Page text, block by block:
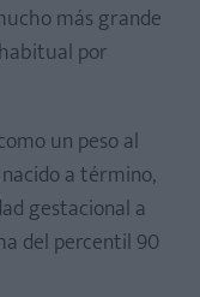
más grande
por
un peso al
a término,
gestacional a
del percentil 90